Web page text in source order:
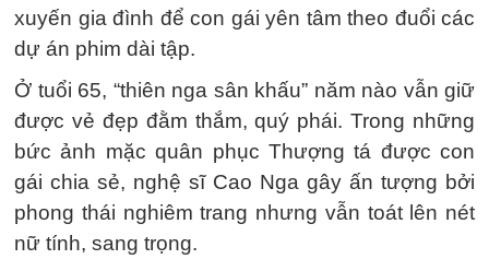
xuyến gia đình để con gái yên tâm theo đuổi các
dự án phim dài tập.
Ở tuổi 65, “thiên nga sân khấu” năm nào vẫn giữ
được vẻ đẹp đằm thắm, quý phái. Trong những
bức ảnh mặc quân phục Thượng tá được con
gái chia sẻ, nghệ sĩ Cao Nga gây ấn tượng bởi
phong thái nghiêm trang nhưng vẫn toát lên nét
nữ tính, sang trọng.